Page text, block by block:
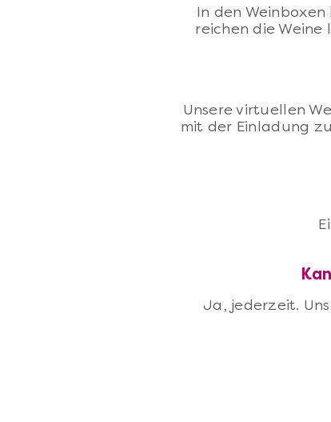
In den
reichen die Weine
Unsere virtuellen
mit der Einladung
Ja, jederzeit.